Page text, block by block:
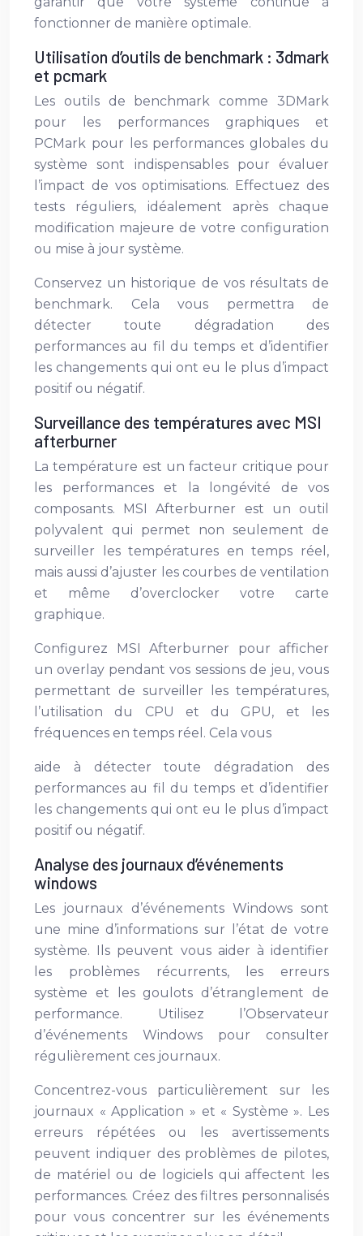
fonctionner de manière optimale.
Utilisation d’outils de benchmark : 3dmark
et pcmark
Les outils de benchmark comme 3DMark
pour les performances graphiques et
PCMark pour les performances globales du
système sont indispensables pour évaluer
l’impact de vos optimisations. Effectuez des
tests réguliers, idéalement après chaque
modification majeure de votre configuration
ou mise à jour système.
Conservez un historique de vos résultats de
benchmark. Cela vous permettra de
détecter toute dégradation des
performances au fil du temps et d’identifier
les changements qui ont eu le plus d’impact
positif ou négatif.
Surveillance des températures avec MSI
afterburner
La température est un facteur critique pour
les performances et la longévité de vos
composants. MSI Afterburner est un outil
polyvalent qui permet non seulement de
surveiller les températures en temps réel,
mais aussi d’ajuster les courbes de ventilation
et même d’overclocker votre carte
graphique.
Configurez MSI Afterburner pour afficher
un overlay pendant vos sessions de jeu, vous
permettant de surveiller les températures,
l’utilisation du CPU et du GPU, et les
fréquences en temps réel. Cela vous
aide à détecter toute dégradation des
performances au fil du temps et d’identifier
les changements qui ont eu le plus d’impact
positif ou négatif.
Analyse des journaux d’événements
windows
Les journaux d’événements Windows sont
une mine d’informations sur l’état de votre
système. Ils peuvent vous aider à identifier
les problèmes récurrents, les erreurs
système et les goulots d’étranglement de
performance. Utilisez l’Observateur
d’événements Windows pour consulter
régulièrement ces journaux.
Concentrez-vous particulièrement sur les
journaux « Application » et « Système ». Les
erreurs répétées ou les avertissements
peuvent indiquer des problèmes de pilotes,
de matériel ou de logiciels qui affectent les
performances. Créez des filtres personnalisés
pour vous concentrer sur les événements